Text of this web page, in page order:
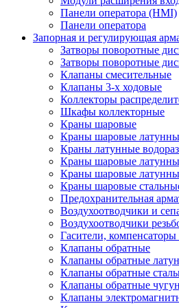
Панели оператора (HMI)
Панели оператора
Запорная и регулирующая
Затворы поворотные
Затворы поворотные
Клапаны смесительные
Клапаны 3-х ходовые
Коллекторы
Шкафы коллекторные
Краны шаровые
Краны шаровые
Краны латунные
Краны шаровые
Краны шаровые
Краны шаровые
Предохранительная
Воздухоотводчики и
Воздухоотводчики
Гасители, компенсаторы
Клапаны обратные
Клапаны обратные
Клапаны обратные
Клапаны обратные
Клапаны